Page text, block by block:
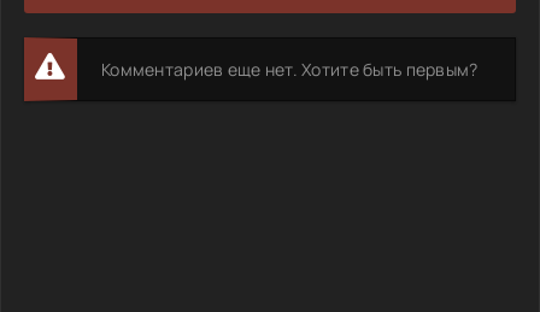
Комментариев еще нет. Хотите быть первым?